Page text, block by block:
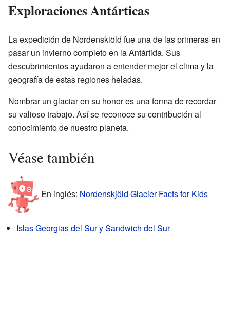
Exploraciones Antárticas
La expedición de Nordenskiöld fue una de las primeras en
pasar un invierno completo en la Antártida. Sus
descubrimientos ayudaron a entender mejor el clima y la
geografía de estas regiones heladas.
Nombrar un glaciar en su honor es una forma de recordar
su valioso trabajo. Así se reconoce su contribución al
conocimiento de nuestro planeta.
Véase también
En inglés: Nordenskjöld Glacier Facts for Kids
Islas Georgias del Sur y Sandwich del Sur